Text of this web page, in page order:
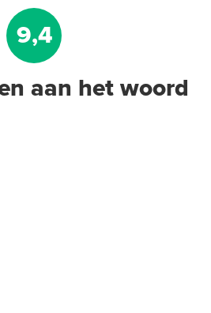
9,4
aan het woord